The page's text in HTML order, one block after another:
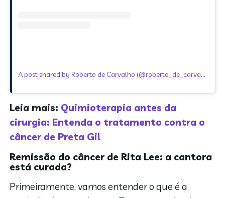
A post shared by Roberto de Carvalho (@roberto_de_carvalho)
Leia mais: Quimioterapia antes da
cirurgia: Entenda o tratamento contra o
câncer de Preta Gil
Remissão do câncer de Rita Lee: a cantora
está curada?
Primeiramente, vamos entender o que é a